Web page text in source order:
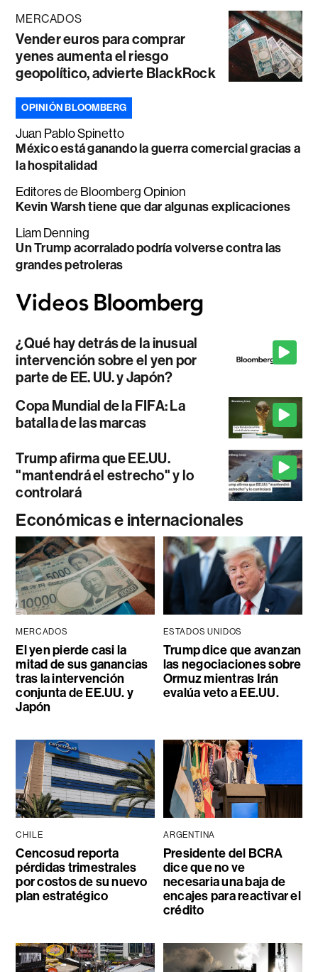
MERCADOS
Vender euros para comprar
yenes aumenta el riesgo
geopolítico, advierte BlackRock
OPINIÓN BLOOMBERG
Juan Pablo Spinetto
México está ganando la guerra comercial gracias a
la hospitalidad
Editores de Bloomberg Opinion
Kevin Warsh tiene que dar algunas explicaciones
Liam Denning
Un Trump acorralado podría volverse contra las
grandes petroleras
¿Qué hay detrás de la inusual
intervención sobre el yen por
parte de EE. UU. y Japón?
Copa Mundial de la FIFA: La
batalla de las marcas
Trump afirma que EE.UU.
"mantendrá el estrecho" y lo
controlará
Económicas e internacionales
MERCADOS
El yen pierde casi la
mitad de sus ganancias
tras la intervención
conjunta de EE.UU. y
Japón
ESTADOS UNIDOS
Trump dice que avanzan
las negociaciones sobre
Ormuz mientras Irán
evalúa veto a EE.UU.
CHILE
Cencosud reporta
pérdidas trimestrales
por costos de su nuevo
plan estratégico
ARGENTINA
Presidente del BCRA
dice que no ve
necesaria una baja de
encajes para reactivar el
crédito